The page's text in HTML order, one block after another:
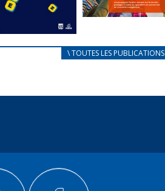
au coeur de
nos actions
en France,...
FEUILLETER
\ TOUTES LES PUBLICATIONS